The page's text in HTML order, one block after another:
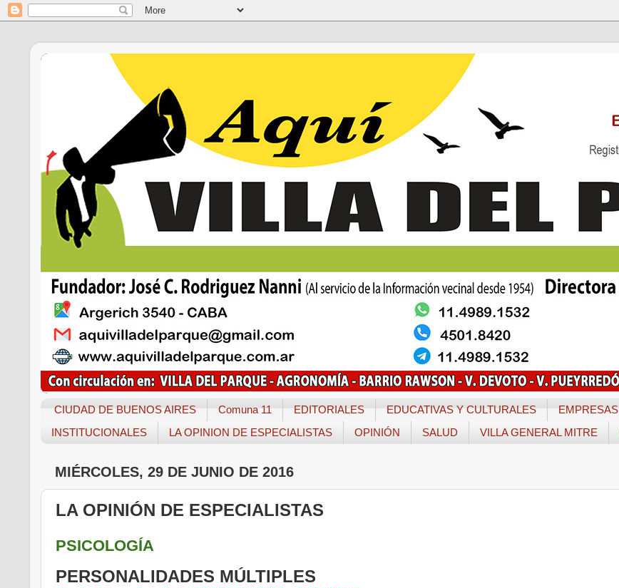
CIUDAD DE BUENOS AIRES Comuna 11 EDITORIALES EDUCATIVAS Y CULTURALES EMPRESAS
INSTITUCIONALES
LA OPINION DE ESPECIALISTAS OPINIÓN SALUD VILLA GENERAL MITRE
MIÉRCOLES, 29 DE JUNIO DE 2016
LA OPINIÓN DE ESPECIALISTAS
PSICOLOGÍA
PERSONALIDADES MÚLTIPLES